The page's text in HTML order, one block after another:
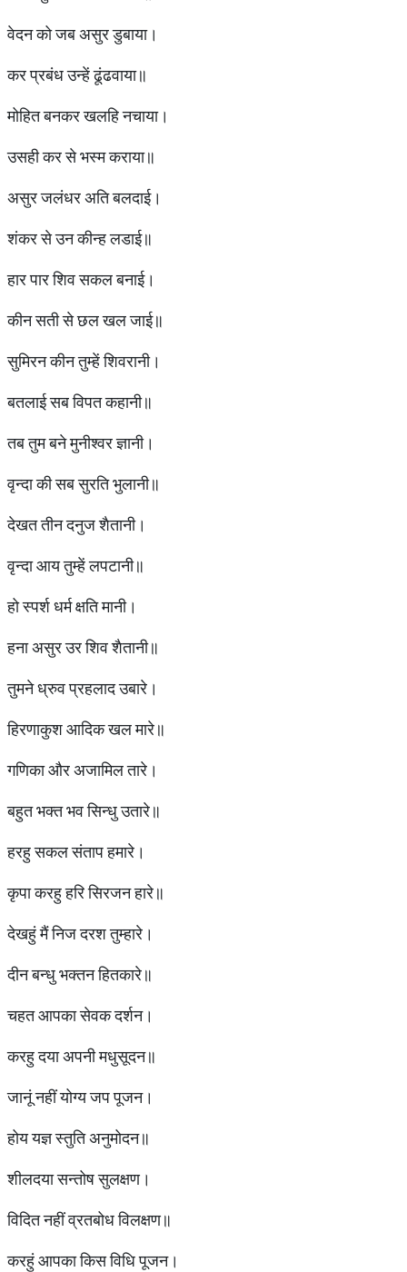
वेदन को जब असुर डुबाया।
कर प्रबंध उन्हें ढूंढवाया॥
मोहित बनकर खलहि नचाया।
उसही कर से भस्म कराया॥
असुर जलंधर अति बलदाई।
शंकर से उन कीन्ह लडाई॥
हार पार शिव सकल बनाई।
कीन सती से छल खल जाई॥
सुमिरन कीन तुम्हें शिवरानी।
बतलाई सब विपत कहानी॥
तब तुम बने मुनीश्वर ज्ञानी।
वृन्दा की सब सुरति भुलानी॥
देखत तीन दनुज शैतानी।
वृन्दा आय तुम्हें लपटानी॥
हो स्पर्श धर्म क्षति मानी।
हना असुर उर शिव शैतानी॥
तुमने ध्रुव प्रहलाद उबारे।
हिरणाकुश आदिक खल मारे॥
गणिका और अजामिल तारे।
बहुत भक्त भव सिन्धु उतारे॥
हरहु सकल संताप हमारे।
कृपा करहु हरि सिरजन हारे॥
देखहुं मैं निज दरश तुम्हारे।
दीन बन्धु भक्तन हितकारे॥
चहत आपका सेवक दर्शन।
करहु दया अपनी मधुसूदन॥
जानूं नहीं योग्य जप पूजन।
होय यज्ञ स्तुति अनुमोदन॥
शीलदया सन्तोष सुलक्षण।
विदित नहीं व्रतबोध विलक्षण॥
करहुं आपका किस विधि पूजन।